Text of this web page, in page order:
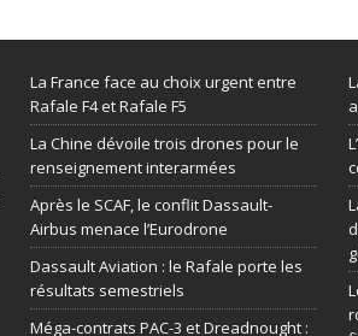
La France face au choix urgent entre
Rafale F4 et Rafale F5
La Chine dévoile trois drones pour le
renseignement interarmées
Après le SCAF, le conflit Dassault-
Airbus menace l’Eurodrone
Dassault Aviation : le Rafale porte les
résultats semestriels
Méga-contrats PAC-3 et Dreadnought :